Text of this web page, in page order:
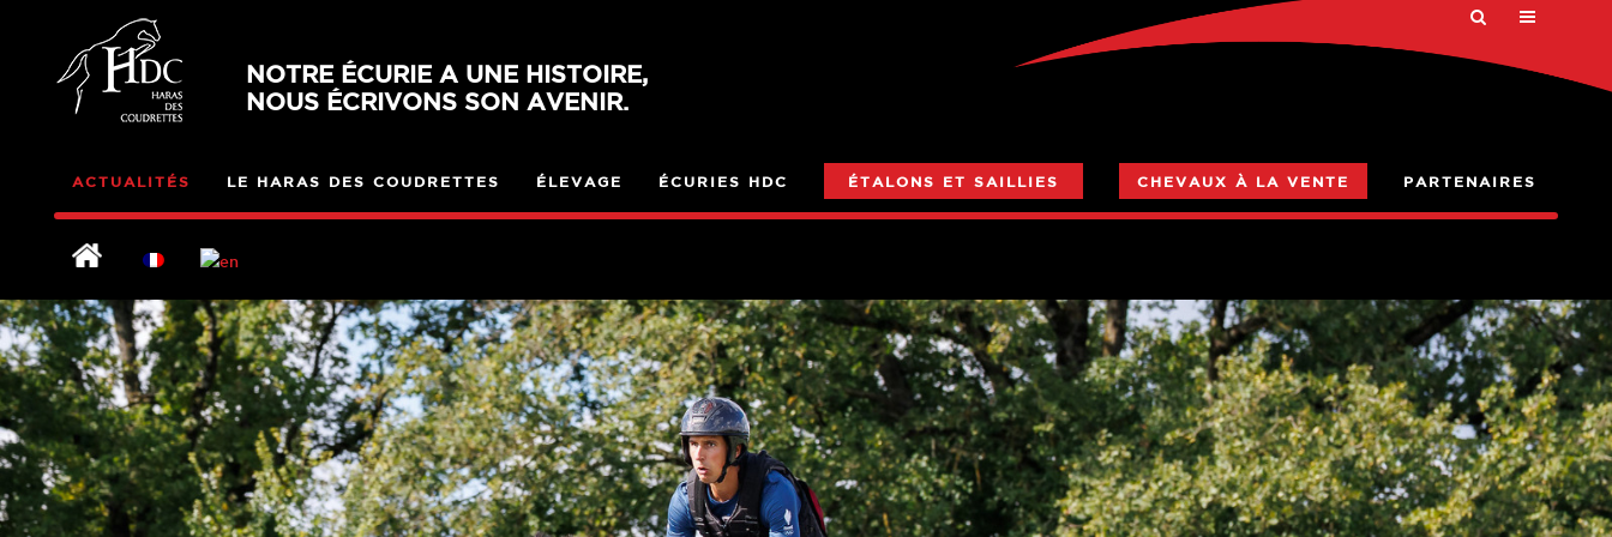
NOTRE ÉCURIE A UNE HISTOIRE,
NOUS ÉCRIVONS SON AVENIR.
ACTUALITÉS LE HARAS DES COUDRETTES ÉLEVAGE ÉCURIES HDC ÉTALONS ET SAILLIES CHEVAUX À LA VENTE PARTENAIRES